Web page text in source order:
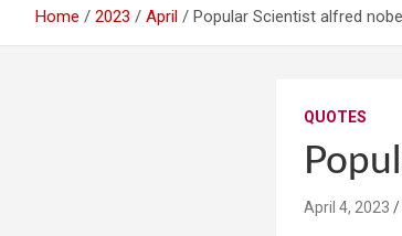
Home 2023 April Popular Scientist alfred
QUOTES
April 4, 2023